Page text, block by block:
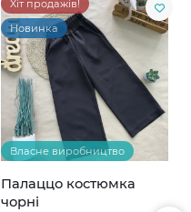
Хіт продажів!
Новинка
Власне виробництво
Палаццо костюмка
чорні